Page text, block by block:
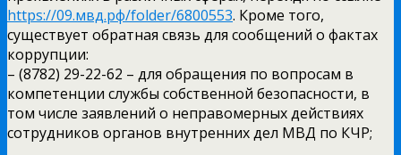
https://09.мвд.рф/folder/6800553. Кроме того,
существует обратная связь для сообщений о фактах
коррупции:
– (8782) 29-22-62 – для обращения по вопросам в
компетенции службы собственной безопасности, в
том числе заявлений о неправомерных действиях
сотрудников органов внутренних дел МВД по КЧР;